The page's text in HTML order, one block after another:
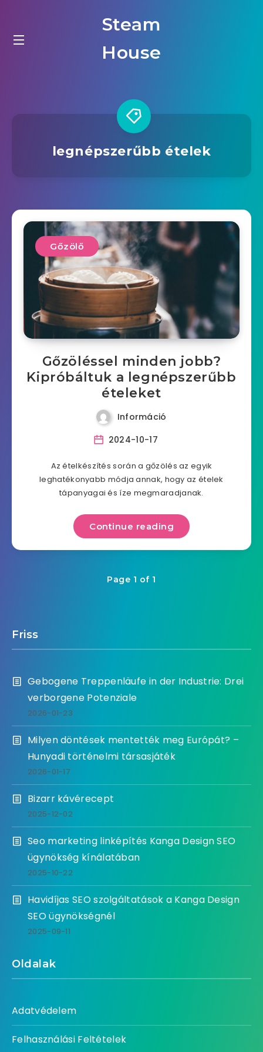
Steam
House
legnépszerűbb ételek
Gőzölő
Gőzöléssel minden jobb?
Kipróbáltuk a legnépszerűbb
ételeket
Információ
2024-10-17
Az ételkészítés során a gőzölés az egyik
leghatékonyabb módja annak, hogy az ételek
tápanyagai és íze megmaradjanak.
Continue reading
Page 1 of 1
Friss
Gebogene Treppenläufe in der Industrie: Drei
verborgene Potenziale
2026-01-23
Milyen döntések mentették meg Európát? –
Hunyadi történelmi társasjáték
2026-01-17
Bizarr kávérecept
2025-12-02
Seo marketing linképítés Kanga Design SEO
ügynökség kínálatában
2025-10-22
Havidíjas SEO szolgáltatások a Kanga Design
SEO ügynökségnél
2025-09-11
Oldalak
Adatvédelem
Felhasználási Feltételek